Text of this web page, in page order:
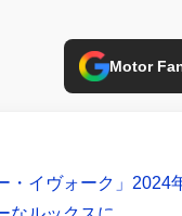
Motor
・イヴォーク」